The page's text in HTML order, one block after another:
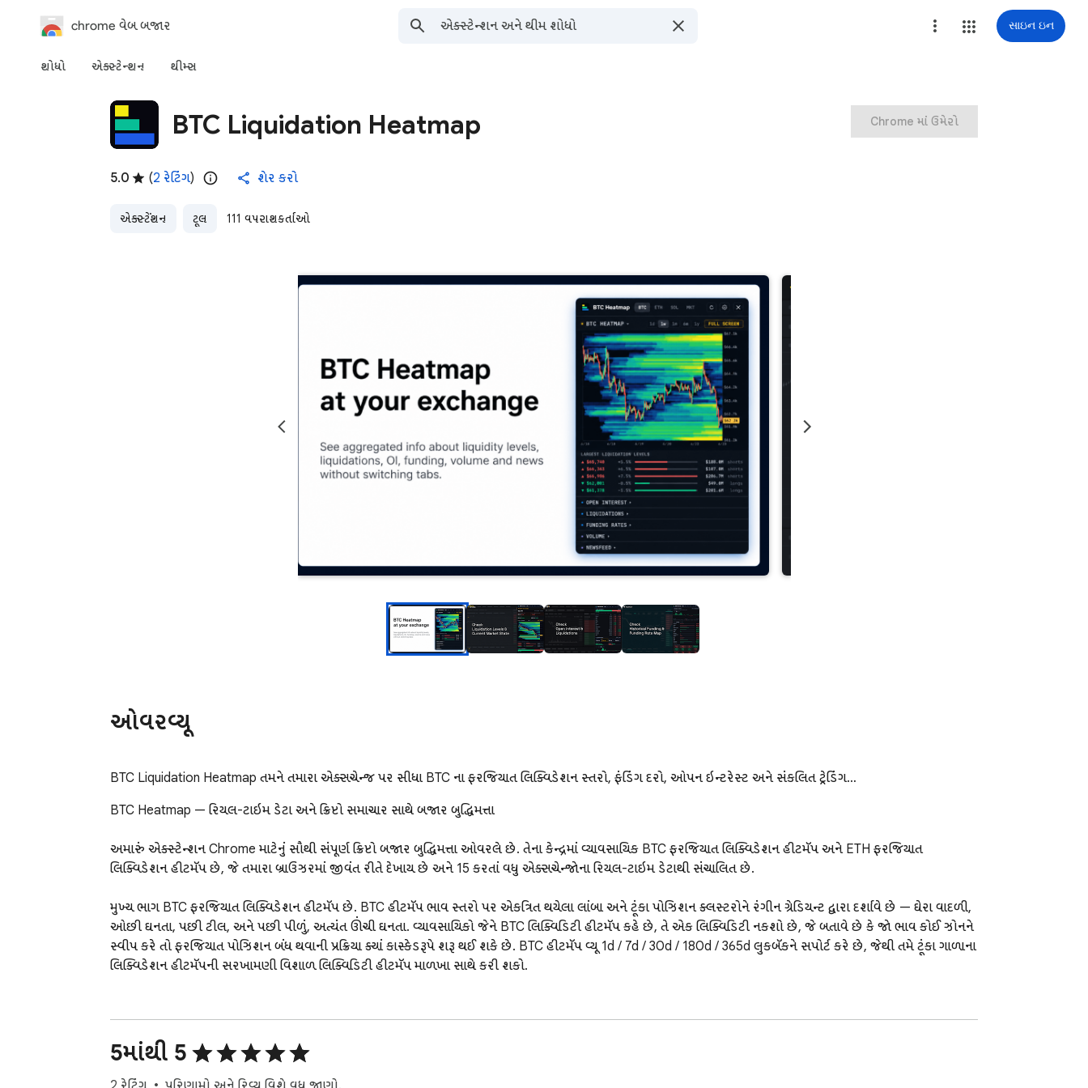
chrome વેબ બજાર સાઇન ઇન
શોધો એક્સ્ટેન્શન થીમ્સ
BTC Liquidation Heatmap
5.0 (2 રેટિંગ) શેર કરો
એક્સ્ટેંશન ટૂલ 111 વપરાશકર્તાઓ
Chrome માં ઉમેરો
ઓવરવ્યૂ
BTC Liquidation Heatmap તમને તમારા એક્સચેન્જ પર સીધા BTC ના ફરજિયાત લિક્વિડેશન સ્તરો, ફંડિંગ દરો, ઓપન ઇન્ટરેસ્ટ અને સંકલિત ટ્રેડિંગ…
BTC Heatmap — રિયલ-ટાઇમ ડેટા અને ક્રિપ્ટો સમાચાર સાથે બજાર બુદ્ધિમત્તા
અમારું એક્સ્ટેન્શન Chrome માટેનું સૌથી સંપૂર્ણ ક્રિપ્ટો બજાર બુદ્ધિમત્તા ઓવરલે છે. તેના કેન્દ્રમાં વ્યાવસાયિક BTC ફરજિયાત લિક્વિડેશન હીટમૅપ અને ETH ફરજિયાત
લિક્વિડેશન હીટમૅપ છે, જે તમારા બ્રાઉઝરમાં જીવંત રીતે દેખાય છે અને 15 કરતાં વધુ એક્સચેન્જોના રિયલ-ટાઇમ ડેટાથી સંચાલિત છે.
મુખ્ય ભાગ BTC ફરજિયાત લિક્વિડેશન હીટમૅપ છે. BTC હીટમૅપ ભાવ સ્તરો પર એકત્રિત થયેલા લાંબા અને ટૂંકા પોઝિશન ક્લસ્ટરોને રંગીન ગ્રેડિયન્ટ દ્વારા દર્શાવે છે — ઘેરા વાદળી,
ઓછી ઘનતા, પછી ટીલ, અને પછી પીળું, અત્યંત ઊંચી ઘનતા. વ્યાવસાયિકો જેને BTC લિક્વિડિટી હીટમૅપ કહે છે, તે એક લિક્વિડિટી નકશો છે, જે બતાવે છે કે જો ભાવ કોઈ ઝોનને
સ્વીપ કરે તો ફરજિયાત પોઝિશન બંધ થવાની પ્રક્રિયા ક્યાં કાસ્કેડરૂપે શરૂ થઈ શકે છે. BTC હીટમૅપ વ્યૂ 1d / 7d / 30d / 180d / 365d લુકબૅકને સપોર્ટ કરે છે, જેથી તમે ટૂંકા ગાળાના
લિક્વિડેશન હીટમૅપની સરખામણી વિશાળ લિક્વિડિટી હીટમૅપ માળખા સાથે કરી શકો.
BTC — BTC ફરજિયાત લિક્વિડેશન હીટમૅપ + બજાર માપદંડો
ETH — ETH ફરજિયાત લિક્વિડેશન હીટમૅપ + બજાર માપદંડો
SOL — SOL ફરજિયાત લિક્વિડેશન હીટમૅપ + બજાર માપદંડો
5માંથી 5